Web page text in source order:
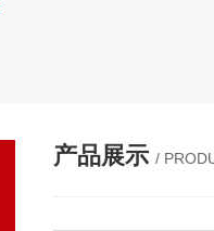
产品展示 /